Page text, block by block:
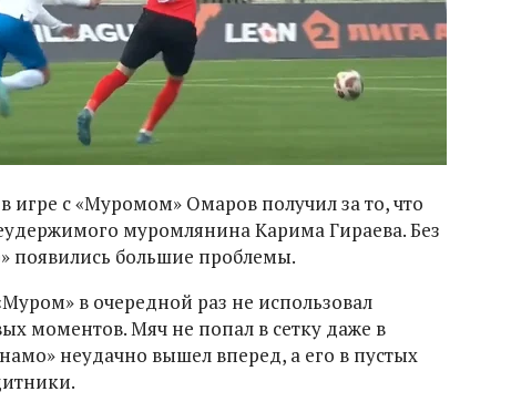
игре с «Муромом» Омаров получил за то, что
муромлянина Карима Гираева. Без
появились большие проблемы.
в очередной раз не использовал
моментов. Мяч не попал в сетку даже в
неудачно вышел вперед, а его в пустых